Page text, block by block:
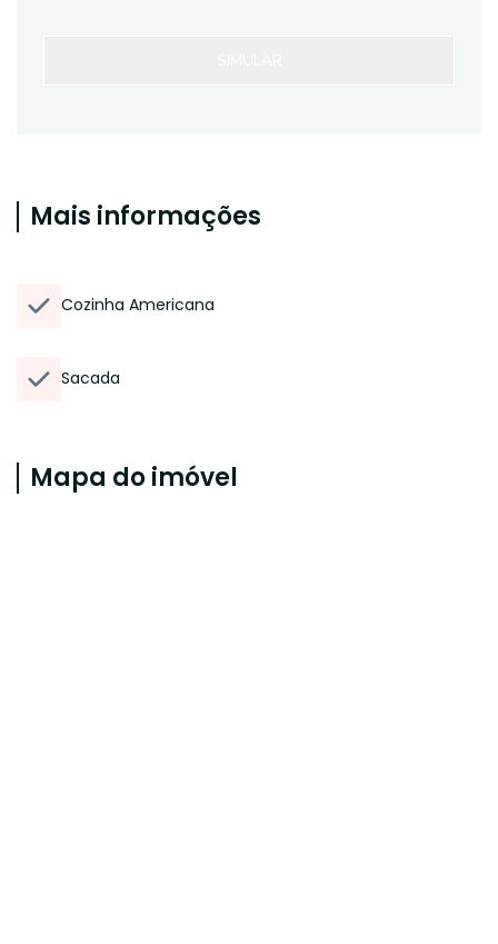
Mais informações
Cozinha Americana
Sacada
Mapa do imóvel